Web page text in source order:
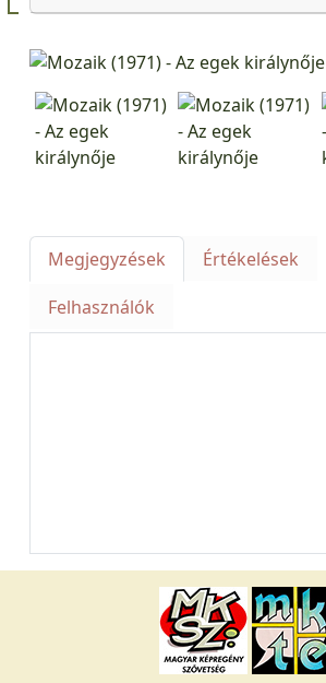
Megjegyzések
Értékelések
Felhasználók